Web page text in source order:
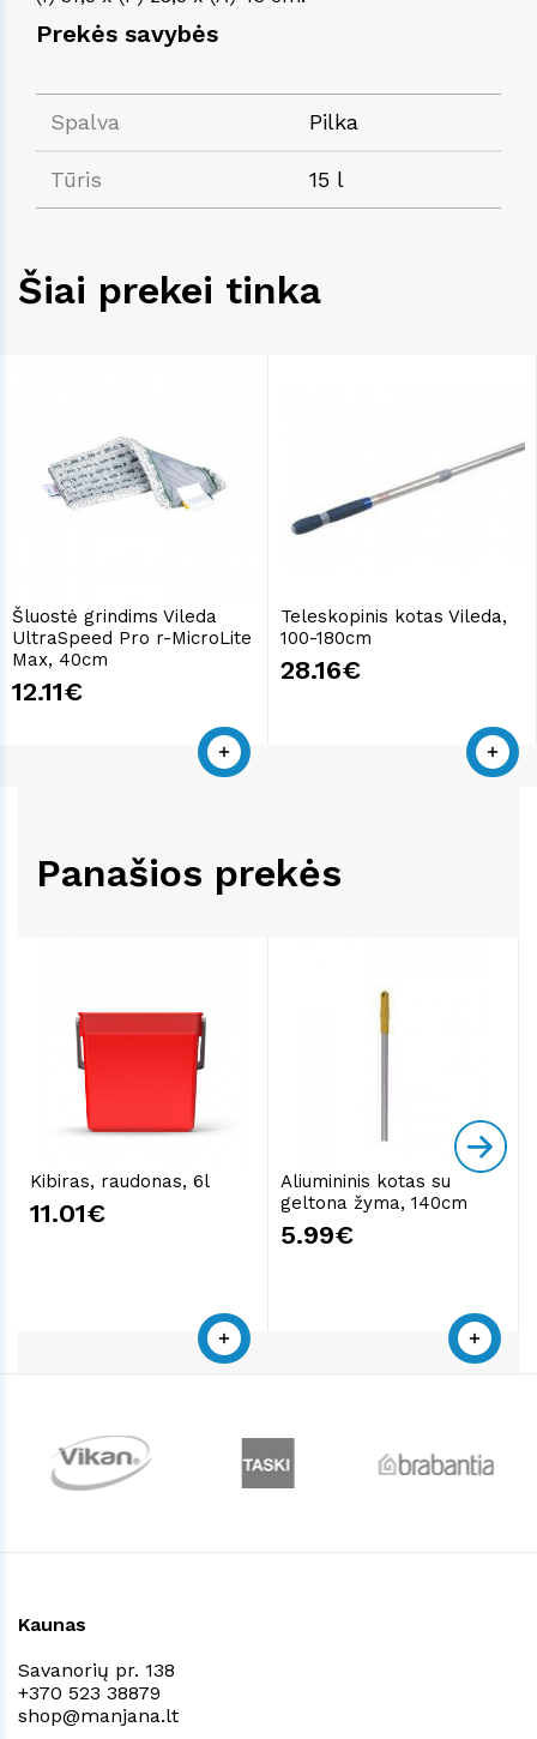
Prekės savybės
Spalva Pilka
Tūris 15 l
Šiai prekei tinka
Šluostė grindims Vileda
UltraSpeed Pro r-MicroLite
Max, 40cm
12.11€
Teleskopinis kotas Vileda,
100-180cm
28.16€
Panašios prekės
Kibiras, raudonas, 6l
11.01€
Aliumininis kotas su
geltona žyma, 140cm
5.99€
Kaunas
Savanorių pr. 138
+370 523 38879
shop@manjana.lt